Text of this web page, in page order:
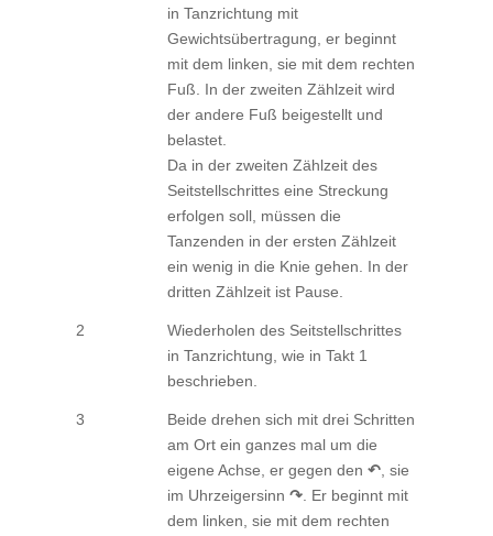
in Tanzrichtung mit
Gewichtsübertragung, er beginnt
mit dem linken, sie mit dem rechten
Fuß. In der zweiten Zählzeit wird
der andere Fuß beigestellt und
belastet.
Da in der zweiten Zählzeit des
Seitstellschrittes eine Streckung
erfolgen soll, müssen die
Tanzenden in der ersten Zählzeit
ein wenig in die Knie gehen. In der
dritten Zählzeit ist Pause.
2
Wiederholen des Seitstellschrittes
in Tanzrichtung, wie in Takt 1
beschrieben.
3
Beide drehen sich mit drei Schritten
am Ort ein ganzes mal um die
eigene Achse, er gegen den ↶, sie
im Uhrzeigersinn ↷. Er beginnt mit
dem linken, sie mit dem rechten